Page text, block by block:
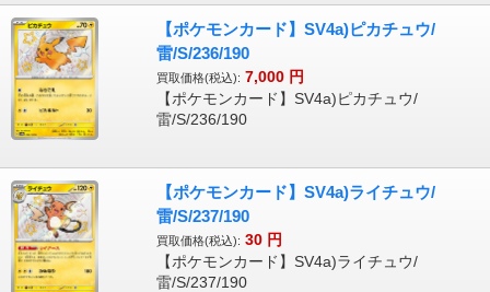
【ポケモンカード】SV4a)ピカチュウ/
雷/S/236/190
買取価格(税込): 7,000 円
【ポケモンカード】SV4a)ピカチュウ/
雷/S/236/190
【ポケモンカード】SV4a)ライチュウ/
雷/S/237/190
買取価格(税込): 30 円
【ポケモンカード】SV4a)ライチュウ/
雷/S/237/190